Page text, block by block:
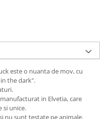
este o nuanta de mov, cu
the dark".
in Elvetia, care
si unice.
nu sunt testate pe animale.